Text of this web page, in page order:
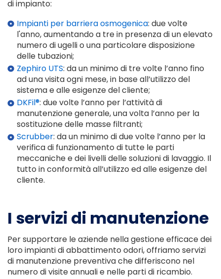
di impianto:
Impianti per barriera osmogenica: due volte
l'anno, aumentando a tre in presenza di un elevato
numero di ugelli o una particolare disposizione
delle tubazioni;
Zephiro UTS: da un minimo di tre volte l’anno fino
ad una visita ogni mese, in base all’utilizzo del
sistema e alle esigenze del cliente;
DKFil®: due volte l’anno per l’attività di
manutenzione generale, una volta l’anno per la
sostituzione delle masse filtranti;
Scrubber: da un minimo di due volte l’anno per la
verifica di funzionamento di tutte le parti
meccaniche e dei livelli delle soluzioni di lavaggio. Il
tutto in conformità all’utilizzo ed alle esigenze del
cliente.
I servizi di manutenzione
Per supportare le aziende nella gestione efficace dei
loro impianti di abbattimento odori, offriamo servizi
di manutenzione preventiva che differiscono nel
numero di visite annuali e nelle parti di ricambio.